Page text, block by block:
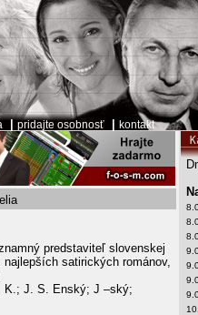
pridajte osobnosť kontakt
predstaviteľ slovenskej
najlepších satirických románov,
J. S. Enský; J –ský;